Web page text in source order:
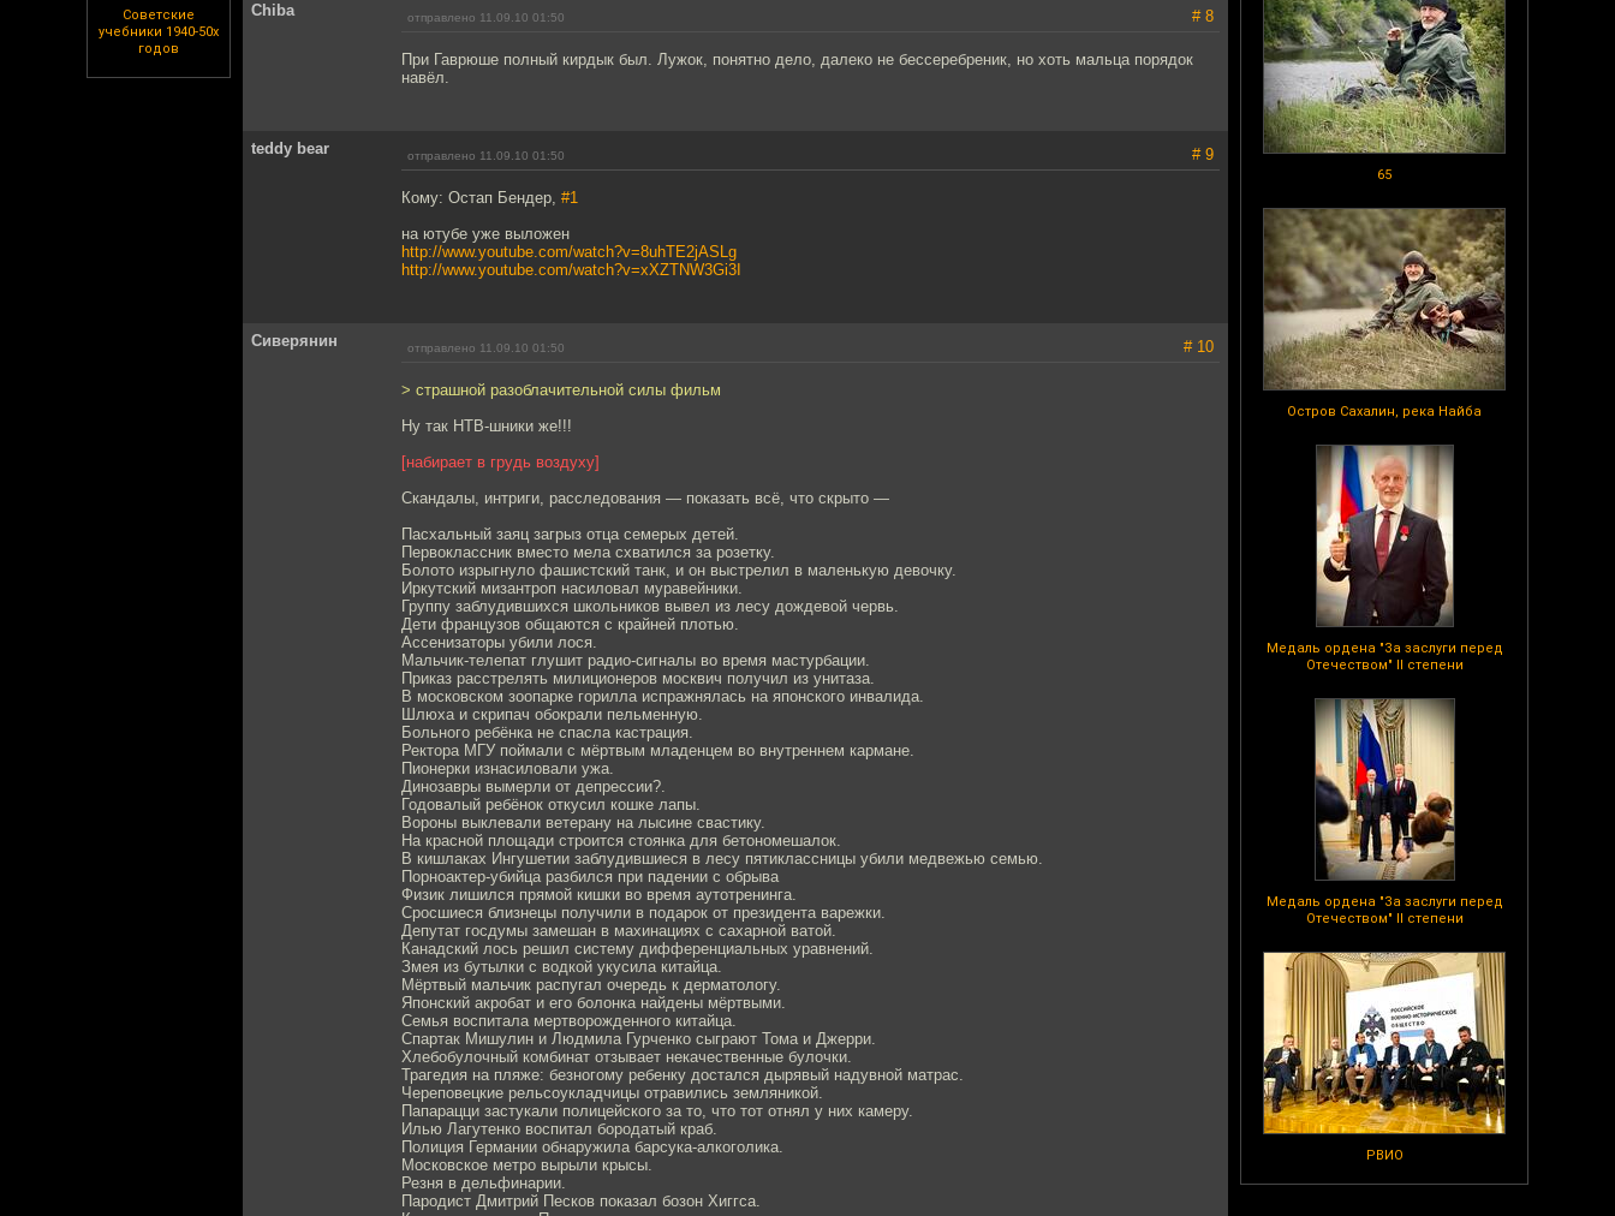
Советские
учебники 1940-50х
годов
65
Остров Сахалин, река Найба
Медаль ордена "За заслуги перед
Отечеством" II степени
Медаль ордена "За заслуги перед
Отечеством" II степени
РВИО
Chiba отправлено 11.09.10 01:50 # 8
При Гаврюше полный кирдык был. Лужок, понятно дело, далеко не бессеребреник, но хоть мальца порядок
навёл.
teddy bear отправлено 11.09.10 01:50 # 9
Кому: Остап Бендер, #1
на ютубе уже выложен
http://www.youtube.com/watch?v=8uhTE2jASLg
http://www.youtube.com/watch?v=xXZTNW3Gi3I
Сиверянин отправлено 11.09.10 01:50 # 10
> страшной разоблачительной силы фильм
Ну так НТВ-шники же!!!
[набирает в грудь воздуху]
Скандалы, интриги, расследования — показать всё, что скрыто —
Пасхальный заяц загрыз отца семерых детей.
Первоклассник вместо мела схватился за розетку.
Болото изрыгнуло фашистский танк, и он выстрелил в маленькую девочку.
Иркутский мизантроп насиловал муравейники.
Группу заблудившихся школьников вывел из лесу дождевой червь.
Дети французов общаются с крайней плотью.
Ассенизаторы убили лося.
Мальчик-телепат глушит радио-сигналы во время мастурбации.
Приказ расстрелять милиционеров москвич получил из унитаза.
В московском зоопарке горилла испражнялась на японского инвалида.
Шлюха и скрипач обокрали пельменную.
Больного ребёнка не спасла кастрация.
Ректора МГУ поймали с мёртвым младенцем во внутреннем кармане.
Пионерки изнасиловали ужа.
Динозавры вымерли от депрессии?.
Годовалый ребёнок откусил кошке лапы.
Вороны выклевали ветерану на лысине свастику.
На красной площади строится стоянка для бетономешалок.
В кишлаках Ингушетии заблудившиеся в лесу пятиклассницы убили медвежью семью.
Порноактер-убийца разбился при падении с обрыва
Физик лишился прямой кишки во время аутотренинга.
Сросшиеся близнецы получили в подарок от президента варежки.
Депутат госдумы замешан в махинациях с сахарной ватой.
Канадский лось решил систему дифференциальных уравнений.
Змея из бутылки с водкой укусила китайца.
Мёртвый мальчик распугал очередь к дерматологу.
Японский акробат и его болонка найдены мёртвыми.
Семья воспитала мертворожденного китайца.
Спартак Мишулин и Людмила Гурченко сыграют Тома и Джерри.
Хлебобулочный комбинат отзывает некачественные булочки.
Трагедия на пляже: безногому ребенку достался дырявый надувной матрас.
Череповецкие рельсоукладчицы отравились земляникой.
Папарацци застукали полицейского за то, что тот отнял у них камеру.
Илью Лагутенко воспитал бородатый краб.
Полиция Германии обнаружила барсука-алкоголика.
Московское метро вырыли крысы.
Резня в дельфинарии.
Пародист Дмитрий Песков показал бозон Хиггса.